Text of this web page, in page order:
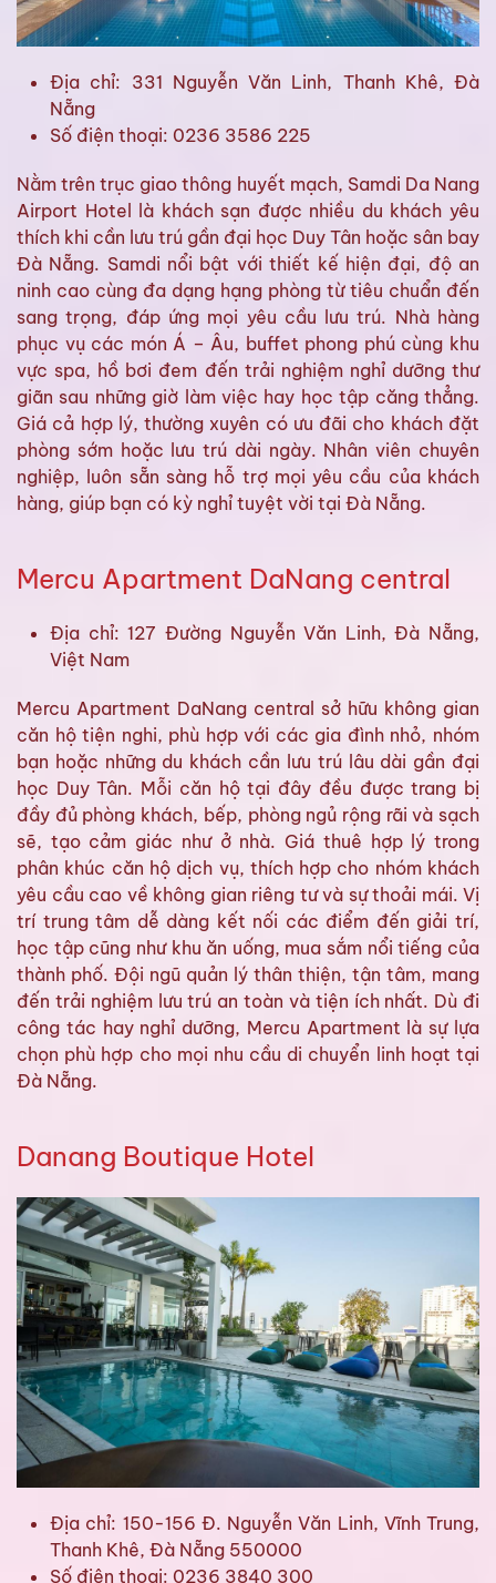
Địa chỉ: 331 Nguyễn Văn Linh, Thanh Khê, Đà
Nẵng
Số điện thoại: 0236 3586 225
Nằm trên trục giao thông huyết mạch, Samdi Da Nang
Airport Hotel là khách sạn được nhiều du khách yêu
thích khi cần lưu trú gần đại học Duy Tân hoặc sân bay
Đà Nẵng. Samdi nổi bật với thiết kế hiện đại, độ an
ninh cao cùng đa dạng hạng phòng từ tiêu chuẩn đến
sang trọng, đáp ứng mọi yêu cầu lưu trú. Nhà hàng
phục vụ các món Á – Âu, buffet phong phú cùng khu
vực spa, hồ bơi đem đến trải nghiệm nghỉ dưỡng thư
giãn sau những giờ làm việc hay học tập căng thẳng.
Giá cả hợp lý, thường xuyên có ưu đãi cho khách đặt
phòng sớm hoặc lưu trú dài ngày. Nhân viên chuyên
nghiệp, luôn sẵn sàng hỗ trợ mọi yêu cầu của khách
hàng, giúp bạn có kỳ nghỉ tuyệt vời tại Đà Nẵng.
Mercu Apartment DaNang central
Địa chỉ: 127 Đường Nguyễn Văn Linh, Đà Nẵng,
Việt Nam
Mercu Apartment DaNang central sở hữu không gian
căn hộ tiện nghi, phù hợp với các gia đình nhỏ, nhóm
bạn hoặc những du khách cần lưu trú lâu dài gần đại
học Duy Tân. Mỗi căn hộ tại đây đều được trang bị
đầy đủ phòng khách, bếp, phòng ngủ rộng rãi và sạch
sẽ, tạo cảm giác như ở nhà. Giá thuê hợp lý trong
phân khúc căn hộ dịch vụ, thích hợp cho nhóm khách
yêu cầu cao về không gian riêng tư và sự thoải mái. Vị
trí trung tâm dễ dàng kết nối các điểm đến giải trí,
học tập cũng như khu ăn uống, mua sắm nổi tiếng của
thành phố. Đội ngũ quản lý thân thiện, tận tâm, mang
đến trải nghiệm lưu trú an toàn và tiện ích nhất. Dù đi
công tác hay nghỉ dưỡng, Mercu Apartment là sự lựa
chọn phù hợp cho mọi nhu cầu di chuyển linh hoạt tại
Đà Nẵng.
Danang Boutique Hotel
Địa chỉ: 150-156 Đ. Nguyễn Văn Linh, Vĩnh Trung,
Thanh Khê, Đà Nẵng 550000
Số điện thoại: 0236 3840 300